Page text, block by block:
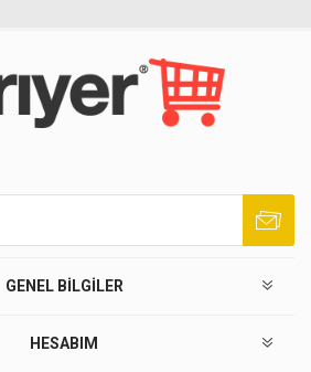
GENEL BILGILER
HESABIM